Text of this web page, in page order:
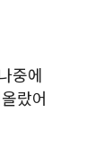
중에
랐어